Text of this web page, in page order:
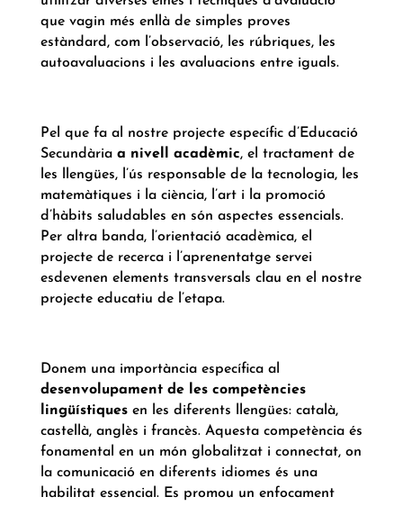
que vagin més enllà de simples proves
estàndard, com l’observació, les rúbriques, les
autoavaluacions i les avaluacions entre iguals.
Pel que fa al nostre projecte específic d’Educació
Secundària a nivell acadèmic, el tractament de
les llengües, l’ús responsable de la tecnologia, les
matemàtiques i la ciència, l’art i la promoció
d’hàbits saludables en són aspectes essencials.
Per altra banda, l’orientació acadèmica, el
projecte de recerca i l’aprenentatge servei
esdevenen elements transversals clau en el nostre
projecte educatiu de l’etapa.
Donem una importància específica al
desenvolupament de les competències
lingüístiquesen les diferents llengües: català,
castellà, anglès i francès. Aquesta competència és
fonamental en un món globalitzat i connectat, on
la comunicació en diferents idiomes és una
habilitat essencial. Es promou un enfocament